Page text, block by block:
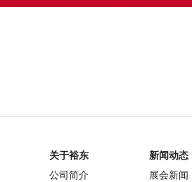
关于裕东
公司简介
新闻动态
展会新闻